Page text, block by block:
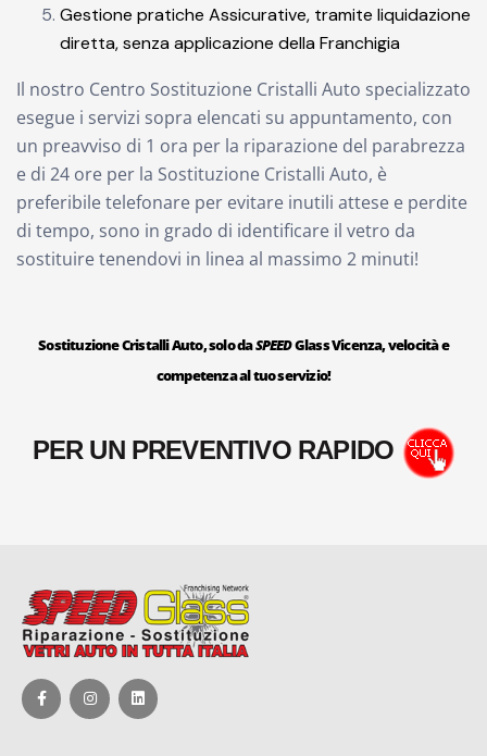
Gestione pratiche Assicurative, tramite liquidazione
diretta, senza applicazione della Franchigia
Il nostro Centro Sostituzione Cristalli Auto specializzato
esegue i servizi sopra elencati su appuntamento, con
un preavviso di 1 ora per la riparazione del parabrezza
e di 24 ore per la Sostituzione Cristalli Auto, è
preferibile telefonare per evitare inutili attese e perdite
di tempo, sono in grado di identificare il vetro da
sostituire tenendovi in linea al massimo 2 minuti!
Sostituzione Cristalli Auto, solo daSPEEDGlass Vicenza, velocità e
competenza al tuo servizio!
PER UN PREVENTIVO RAPIDO